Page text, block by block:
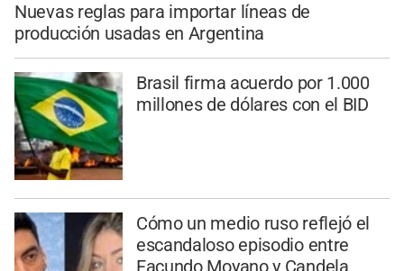
Nuevas reglas para importar líneas de
producción usadas en Argentina
Brasil firma acuerdo por 1.000
millones de dólares con el BID
Cómo un medio ruso reflejó el
escandaloso episodio entre
Facundo Moyano y Candela